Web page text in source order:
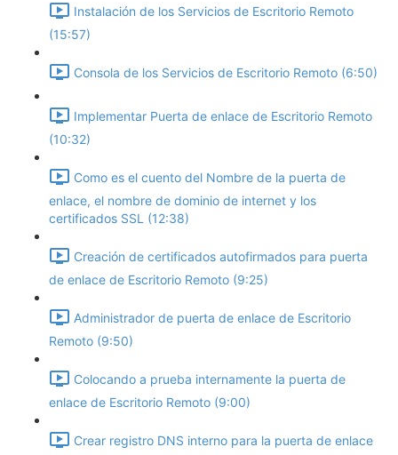
Instalación de los Servicios de Escritorio Remoto
(15:57)
Consola de los Servicios de Escritorio Remoto (6:50)
Implementar Puerta de enlace de Escritorio Remoto
(10:32)
Como es el cuento del Nombre de la puerta de
enlace, el nombre de dominio de internet y los
certificados SSL (12:38)
Creación de certificados autofirmados para puerta
de enlace de Escritorio Remoto (9:25)
Administrador de puerta de enlace de Escritorio
Remoto (9:50)
Colocando a prueba internamente la puerta de
enlace de Escritorio Remoto (9:00)
Crear registro DNS interno para la puerta de enlace